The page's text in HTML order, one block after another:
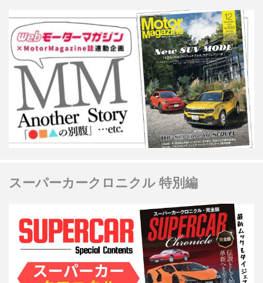
スーパーカークロニクル 特別編